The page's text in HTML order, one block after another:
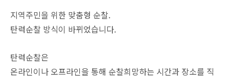
지역주민을 위한 맞춤형 순찰.
탄력순찰 방식이 바뀌었습니다.
탄력순찰은
온라인이나 오프라인을 통해 순찰희망하는 시간과 장소를 직